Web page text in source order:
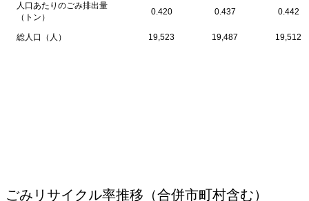
人口あたりのごみ排出量
（トン）
0.420 0.437 0.442
総人口（人） 19,523 19,487 19,512
ごみリサイクル率推移（合併市町村含む）